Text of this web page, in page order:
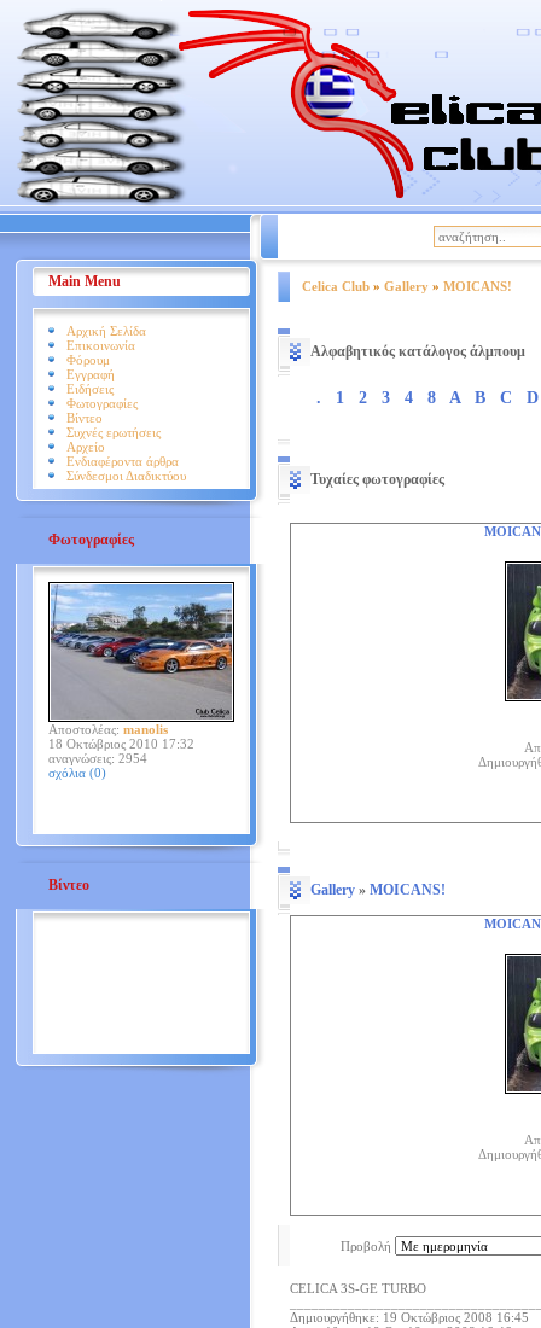
Main Menu
Αρχική Σελίδα
Επικοινωνία
Φόρουμ
Εγγραφή
Ειδήσεις
Φωτογραφίες
Βίντεο
Συχνές ερωτήσεις
Αρχείο
Ενδιαφέροντα άρθρα
Σύνδεσμοι Διαδικτύου
Φωτογραφίες
Αποστολέας: manolis
18 Οκτώβριος 2010 17:32
αναγνώσεις: 2954
σχόλια (0)
Βίντεο
Celica Club » Gallery » MOICANS!
Αλφαβητικός κατάλογος άλμπουμ
. 1 2 3 4 8 A B C D
Τυχαίες φωτογραφίες
Gallery » MOICANS!
Προβολή
CELICA 3S-GE TURBO
Δημιουργήθηκε: 19 Οκτώβριος 2008 16:45